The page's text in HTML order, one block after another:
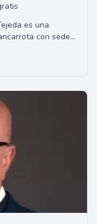
es una
con sede